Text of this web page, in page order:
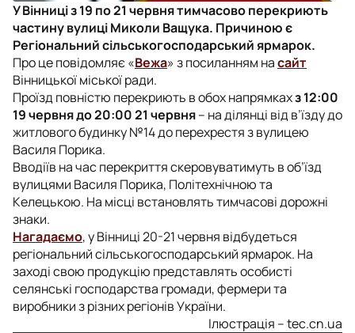
У Вінниці з 19 по 21 червня тимчасово перекриють
частину вулиці Миколи Ващука. Причиною є
Регіональний сільськогосподарський ярмарок.
Про це повідомляє «Вежа» з посиланням насайт
Вінницької міської ради.
Проїзд повністю перекриють в обох напрямкахз 12:00
19 червня до 20:00 21 червня– на ділянці від в’їзду до
житлового будинку №14 до перехрестя з вулицею
Василя Порика.
Вводіїв на час перекриття скеровуватимуть в об’їзд
вулицями Василя Порика, Політехнічною та
Келецькою. На місці встановлять тимчасові дорожні
знаки.
Нагадаємо, у Вінниці 20-21 червня відбудеться
регіональний сільськогосподарський ярмарок. На
заході свою продукцію представлять особисті
селянські господарства громади, фермери та
виробники з різних регіонів України.
Ілюстрація – tec.cn.ua